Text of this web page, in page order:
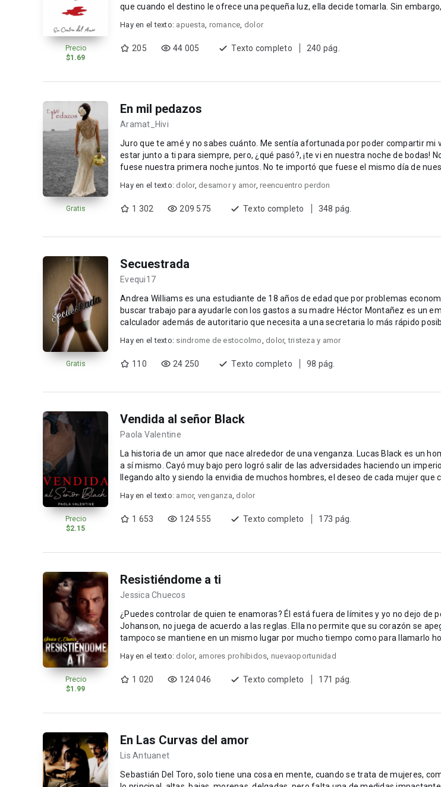
Precio
$1.69
que cuando el destino le ofrece una pequeña luz, ella decide tomarla. Sin
Hay en el texto: apuesta, romance, dolor
205 44 005 Texto completo 240 pág.
Gratis
En mil pedazos
Aramat_Hivi
Juro que te amé y no sabes cuánto. Me sentía afortunada por poder compartir mi vida contigo y de
estar junto a ti para siempre, pero, ¿qué pasó?, ¡te vi en nuestra noche de bodas! No te importó que
fuese nuestra primera noche juntos. No te importó que fuese el mismo día de
Hay en el texto: dolor, desamor y amor, reencuentro perdon
1 302 209 575 Texto completo 348 pág.
Gratis
Secuestrada
Evequi17
Andrea Williams es una estudiante de 18 años de edad que por problemas
buscar trabajo para ayudarle con los gastos a su madre Héctor Montañez es un
calculador además de autoritario que necesita a una secretaria lo más rápido
Hay en el texto: sindrome de estocolmo, dolor,tristeza y amor
110 24 250 Texto completo 98 pág.
Precio
$2.15
Vendida al señor Black
Paola Valentine
La historia de un amor que nace alrededor de una venganza. Lucas Black es un hombre que se forjó
a sí mismo. Cayó muy bajo pero logró salir de las adversidades haciendo un
llegando alto y siendo la envidia de muchos hombres, el deseo de cada mujer que
Hay en el texto: amor, venganza, dolor
1 653 124 555 Texto completo 173 pág.
Precio
$1.99
Resistiéndome a ti
Jessica Chuecos
¿Puedes controlar de quien te enamoras? Él está fuera de límites y yo no dejo de pensar en él. Diana
Johanson, no juega de acuerdo a las reglas. Ella no permite que su corazón se
tampoco se mantiene en un mismo lugar por mucho tiempo como para llamarlo
Hay en el texto: dolor, amores prohibidos, nuevaoportunidad
1 020 124 046 Texto completo 171 pág.
En Las Curvas del amor
Lis Antuanet
Sebastián Del Toro, solo tiene una cosa en mente, cuando se trata de mujeres,